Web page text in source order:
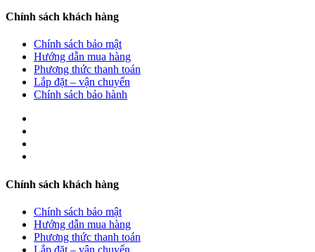
Chính sách khách hàng
Chính sách bảo mật
Hướng dẫn mua hàng
Phương thức thanh toán
Lắp đặt – vận chuyển
Chính sách bảo hành
Chính sách khách hàng
Chính sách bảo mật
Hướng dẫn mua hàng
Phương thức thanh toán
Lắp đặt – vận chuyển